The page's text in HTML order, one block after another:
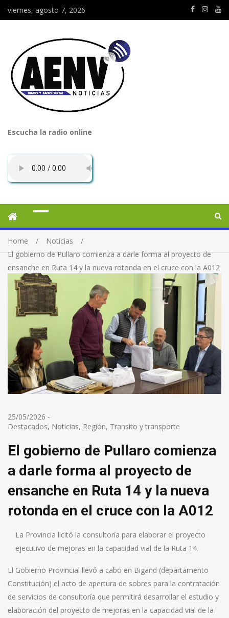
viernes, agosto 7, 2026
Escucha la radio online
Home
Noticias
El gobierno de Pullaro comienza a darle forma al proyecto de
ensanche en Ruta 14 y la nueva rotonda en el cruce con la A012
25/05/2026 -
Destacados, Noticias, Región, Transito y transporte
El gobierno de Pullaro comienza
a darle forma al proyecto de
ensanche en Ruta 14 y la nueva
rotonda en el cruce con la A012
La Provincia licitó la consultoría para elaborar el proyecto
ejecutivo de mejoras en la capacidad vial de la Ruta 14.
El Gobierno Provincial llevó a cabo en Bigand (departamento
Constitución) el acto de apertura de sobres para la contratación
de servicios de consultoría que permitirá desarrollar el estudio y
elaboración del proyecto de mejoras en la capacidad vial de la